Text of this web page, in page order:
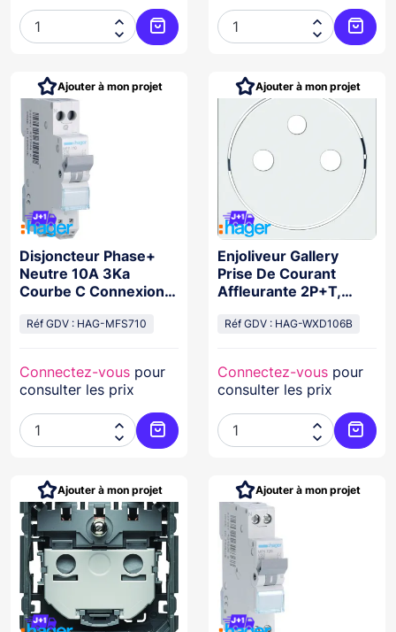


Ajouter au panier


Disjoncteur Phase+
Neutre 10A 3Ka
Courbe C Connexion
Module
Réf GDV : HAG-MFS710
Connectez-vous pour
consulter les prix


Ajouter au panier
Ajouter à mon projet
Enjoliveur Gallery
Prise De Courant
Affleurante 2P+T,
Réf GDV : HAG-WXD106B
Connectez-vous pour
consulter les prix


Ajouter à mon projet
Ajouter à mon projet Ajouter à mon projet